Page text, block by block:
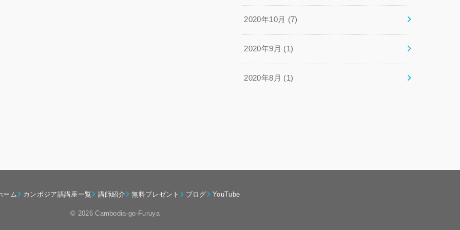
2020年10月 (7)
2020年9月 (1)
2020年8月 (1)
ーム カンボジア語講座一覧 講師紹介 無料プレゼント ブログ YouTube
© 2026 Cambodia-go-Furuya